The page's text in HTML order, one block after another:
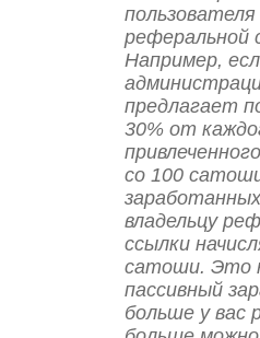
пользователя
реферальной
Например,
предлагает
30% от
со 100
владельцу
ссылки
сатоши. Это
пассивный
больше у вас